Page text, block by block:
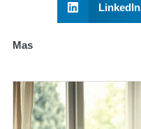
LinkedIn
Mas